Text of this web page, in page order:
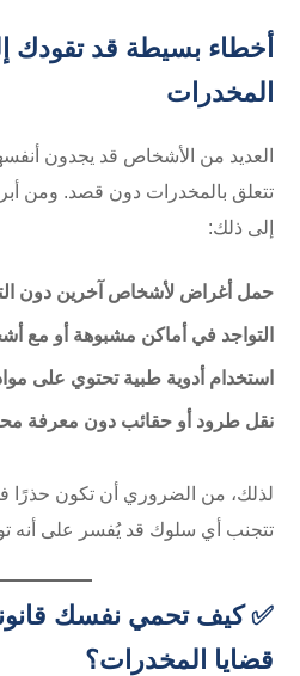
أخطاء بسيطة قد تقودك
المخدرات
العديد من الأشخاص قد يجدون
تتعلق بالمخدرات دون قصد. ومن
إلى ذلك:
حمل أغراض لأشخاص آخرين دون
التواجد في أماكن مشبوهة أو مع
استخدام أدوية طبية تحتوي على
نقل طرود أو حقائب دون معرفة
لذلك، من الضروري أن تكون حذرًا
تتجنب أي سلوك قد يُفسر على أنه
✅ كيف تحمي نفسك
قضايا المخدرات؟